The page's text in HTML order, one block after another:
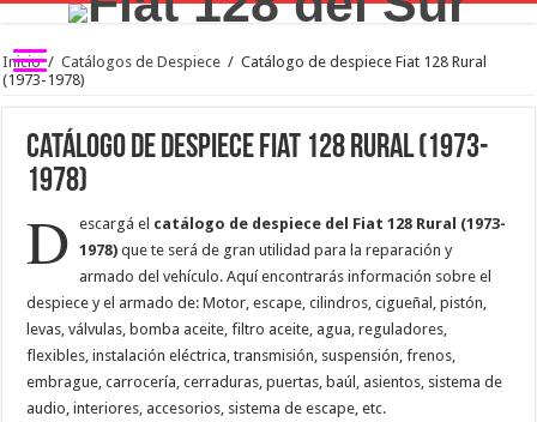
Inicio / Catálogos de Despiece / Catálogo de despiece Fiat 128 Rural
(1973-1978)
Catálogo de despiece Fiat 128 Rural (1973-
1978)
D escargá el catálogo de despiece del Fiat 128 Rural (1973-
1978)que te será de gran utilidad para la reparación y
armado del vehículo. Aquí encontrarás información sobre el
despiece y el armado de: Motor, escape, cilindros, cigueñal, pistón,
levas, válvulas, bomba aceite, filtro aceite, agua, reguladores,
flexibles, instalación eléctrica, transmisión, suspensión, frenos,
embrague, carrocería, cerraduras, puertas, baúl, asientos, sistema de
audio, interiores, accesorios, sistema de escape, etc.